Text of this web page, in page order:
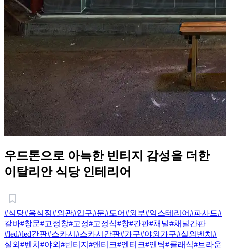
우드톤으로 아늑한 빈티지 감성을 더한
이탈리안 식당 인테리어
#식당#음식점#외관#입구#문#도어#외부#익스테리어#파사드#
갈바#창문#고정창#고정#고정식#창#간판#채널#채널간판
#led#led간판#스카시 #스카시간판#가구#야외가구#실외벤치 #
실외 #벤치 #야외 #빈티지 #앤티크#엔티크#앤틱#클래식#브라운